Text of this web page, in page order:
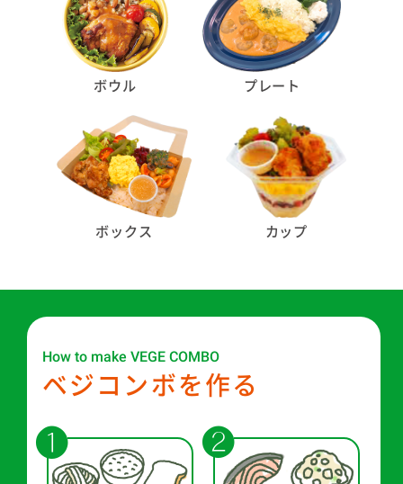
ボウル プレート
ボックス カップ
How to make VEGE COMBO
ベジコンボを作る
❶ ❷